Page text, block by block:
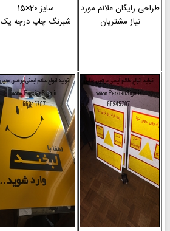
طراحی رایگان علائم مورد
نیاز مشتریان
سایز 20×15
شبرنگ چاپ درجه یک